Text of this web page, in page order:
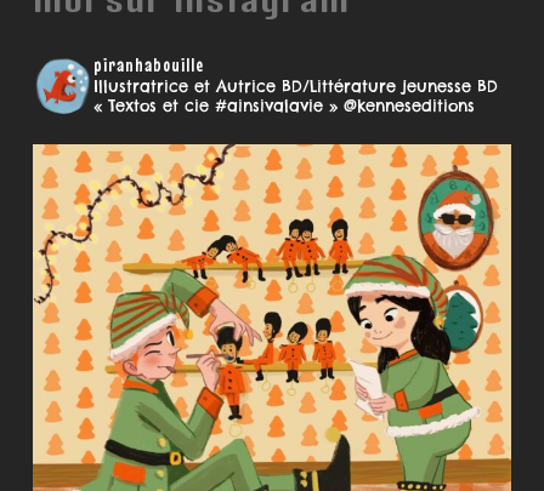
piranhabouille
Illustratrice et Autrice BD/Littérature jeunesseBD
« Textos et cie #ainsivalavie » @kenneseditions